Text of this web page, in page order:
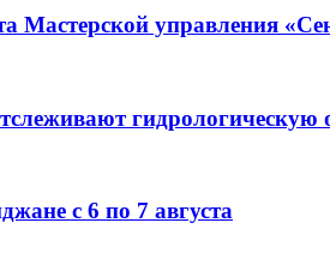
Мастерской управления
гидрологическую
с 6 по 7 августа